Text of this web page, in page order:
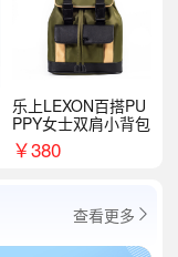
乐上LEXON百搭PU
PPY女士双肩小背包
￥380
查看更多 